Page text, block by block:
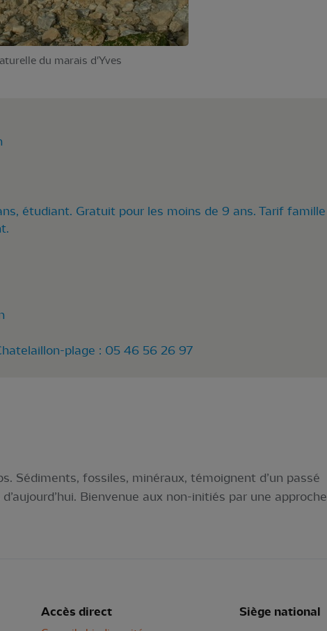
du marais d'Yves
étudiant. Gratuit pour les moins de 9 ans. Tarif famille
plage : 05 46 56 26 97
Sédiments, fossiles, minéraux, témoignent d’un passé
Bienvenue aux non-initiés par une approche
Accès direct Siège national